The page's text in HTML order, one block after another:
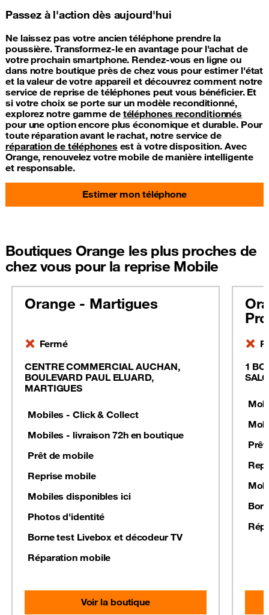
Passez à l'action dès aujourd'hui
Ne laissez pas votre ancien téléphone prendre la
poussière. Transformez-le en avantage pour l'achat de
votre prochain smartphone. Rendez-vous en ligne ou
dans notre boutique près de chez vous pour estimer l'état
et la valeur de votre appareil et découvrez comment notre
service de reprise de téléphones peut vous bénéficier. Et
si votre choix se porte sur un modèle reconditionné,
explorez notre gamme de téléphones reconditionnés
pour une option encore plus économique et durable. Pour
toute réparation avant le rachat, notre service de
réparation de téléphones est à votre disposition. Avec
Orange, renouvelez votre mobile de manière intelligente
et responsable.
Estimer mon téléphone
Boutiques Orange les plus proches de
chez vous pour la reprise Mobile
Orange - Martigues
Fermé
CENTRE COMMERCIAL AUCHAN,
BOULEVARD PAUL ELUARD,
MARTIGUES
Mobiles - Click & Collect
Mobiles - livraison 72h en boutique
Prêt de mobile
Reprise mobile
Mobiles disponibles ici
Photos d'identité
Borne test Livebox et décodeur TV
Réparation mobile
Voir la boutique
1